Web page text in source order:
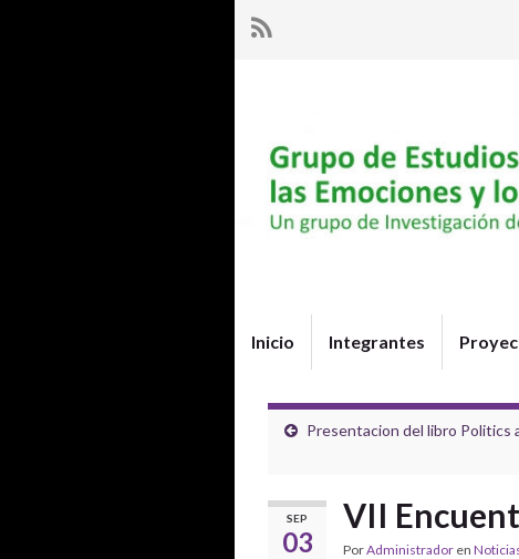
Inicio Integrantes
Presentacion del libro Politics
SEP
03
VII
PorAdministrador en